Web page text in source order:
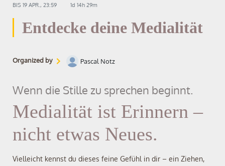
BIS 19 APR., 23:59 1d 14h 29m
Entdecke deine Medialität
Organized by Pascal Notz
Wenn die Stille zu sprechen beginnt.
Medialität ist Erinnern –
nicht etwas Neues.
Vielleicht kennst du dieses feine Gefühl in dir – ein Ziehen,